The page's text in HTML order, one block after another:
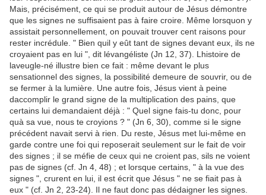
Mais, précisément, ce qui se produit autour de Jésus démontre
que les signes ne suffisaient pas à faire croire. Même lorsquon y
assistait personnellement, on pouvait trouver cent raisons pour
rester incrédule. " Bien quil y eût tant de signes devant eux, ils ne
croyaient pas en lui ", dit lévangéliste (Jn 12, 37). Lhistoire de
laveugle-né illustre bien ce fait : même devant le plus
sensationnel des signes, la possibilité demeure de souvrir, ou de
se fermer à la lumière. Une autre fois, Jésus vient à peine
daccomplir le grand signe de la multiplication des pains, que
certains lui demandaient déjà : " Quel signe fais-tu donc, pour
quà sa vue, nous te croyions ? " (Jn 6, 30), comme si le signe
précédent navait servi à rien. Du reste, Jésus met lui-même en
garde contre une foi qui reposerait seulement sur le fait de voir
des signes ; il se méfie de ceux qui ne croient pas, sils ne voient
pas de signes (cf. Jn 4, 48) ; et lorsque certains, " à la vue des
signes ", crurent en lui, il est écrit que Jésus " ne se fiait pas à
eux " (cf. Jn 2, 23-24). Il ne faut donc pas dédaigner les signes.